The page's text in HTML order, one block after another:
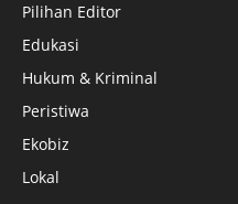
Pilihan Editor
Edukasi
Hukum & Kriminal
Peristiwa
Ekobiz
Lokal